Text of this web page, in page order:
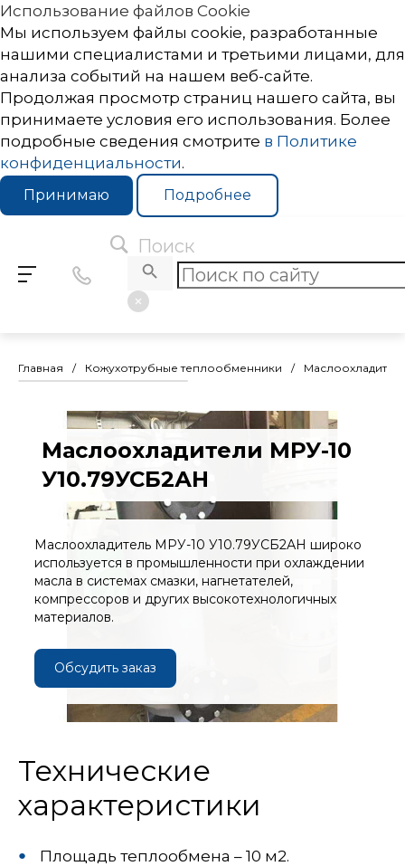
Использование файлов Cookie
Мы используем файлы cookie, разработанные
нашими специалистами и третьими лицами, для
анализа событий на нашем веб-сайте.
Продолжая просмотр страниц нашего сайта, вы
принимаете условия его использования. Более
подробные сведения смотрите в Политике
конфиденциальности.
Принимаю Подробнее
Поиск
Главная / Кожухотрубные теплообменники /
Маслоохладители МРУ-10
У10.79УСБ2АН
Обсудить заказ
Маслоохладитель МРУ-10 У10.79УСБ2АН широко
используется в промышленности при охлаждении
масла в системах смазки, нагнетателей,
компрессоров и других высокотехнологичных
материалов.
Технические
характеристики
Площадь теплообмена – 10 м2.